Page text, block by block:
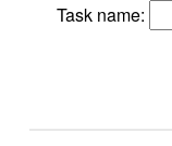
Task name: